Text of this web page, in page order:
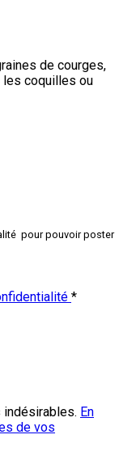
de courges,
coquilles ou
pour pouvoir poster
*
En
de vos